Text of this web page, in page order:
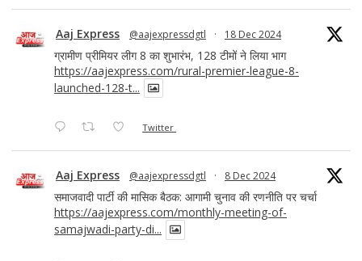
Aaj Express @aajexpressdgtl · 18 Dec 2024
ग्रामीण प्रीमियर लीग 8 का शुभारंभ, 128 टीमों ने लिया भाग
https://aajexpress.com/rural-premier-league-8-
launched-128-t...
Twitter
Aaj Express @aajexpressdgtl · 8 Dec 2024
समाजवादी पार्टी की मासिक बैठक: आगामी चुनाव की रणनीति पर चर्चा
https://aajexpress.com/monthly-meeting-of-
samajwadi-party-di...